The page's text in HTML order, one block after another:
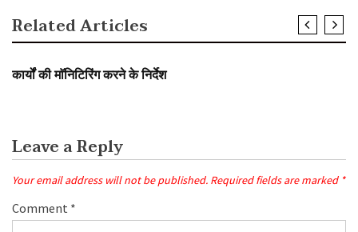
Related Articles
कार्यों की माॅनिटिरिंग करने के निर्देश
Leave a Reply
Your email address will not be published. Required fields are marked *
Comment *